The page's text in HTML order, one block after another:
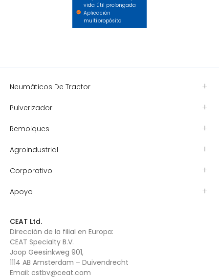
vida útil prolongada
Aplicación
multipropósito
Neumáticos De Tractor
Pulverizador
Remolques
Agroindustrial
Corporativo
Apoyo
CEAT Ltd.
Dirección de la filial en Europa:
CEAT Specialty B.V.
Joop Geesinkweg 901,
1114 AB Amsterdam – Duivendrecht
Email: cstbv@ceat.com